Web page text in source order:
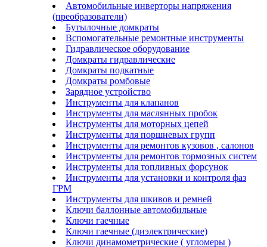
Автомобильные инверторы напряжения
(преобразователи)
Бутылочные домкраты
Вспомогательные ремонтные инструменты
Гидравлическое оборудование
Домкраты гидравлические
Домкраты подкатные
Домкраты ромбовые
Зарядное устройство
Инструменты для клапанов
Инструменты для маслянных пробок
Инструменты для моторных цепей
Инструменты для поршневых групп
Инструменты для ремонтов кузовов , салонов
Инструменты для ремонтов тормозных систем
Инструменты для топливных форсунок
Инструменты для установки и контроля фаз
ГРМ
Инструменты для шкивов и ремней
Ключи баллонные автомобильные
Ключи гаечные
Ключи гаечные (диэлектрические)
Ключи динамометрические ( угломеры )